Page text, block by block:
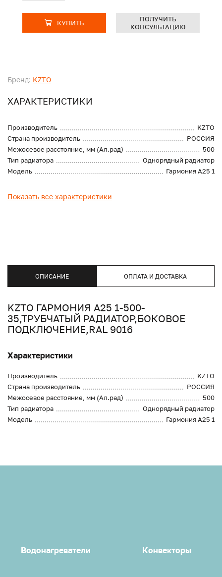
Бренд: KZTO
ХАРАКТЕРИСТИКИ
Производитель
KZTO
Страна производитель
РОССИЯ
Межосевое расстояние, мм (Ал.рад)
500
Тип радиатора
Однорядный радиатор
Модель
Гармония А25 1
Показать все характеристики
КУПИТЬ
ПОЛУЧИТЬ
КОНСУЛЬТАЦИЮ
ОПИСАНИЕ ОПЛАТА И ДОСТАВКА
KZTO ГАРМОНИЯ А25 1-500-
35,ТРУБЧАТЫЙ РАДИАТОР,БОКОВОЕ
ПОДКЛЮЧЕНИЕ,RAL 9016
Характеристики
Производитель
KZTO
Страна производитель
РОССИЯ
Межосевое расстояние, мм (Ал.рад)
500
Тип радиатора
Однорядный радиатор
Модель
Гармония А25 1
Водонагреватели Конвекторы